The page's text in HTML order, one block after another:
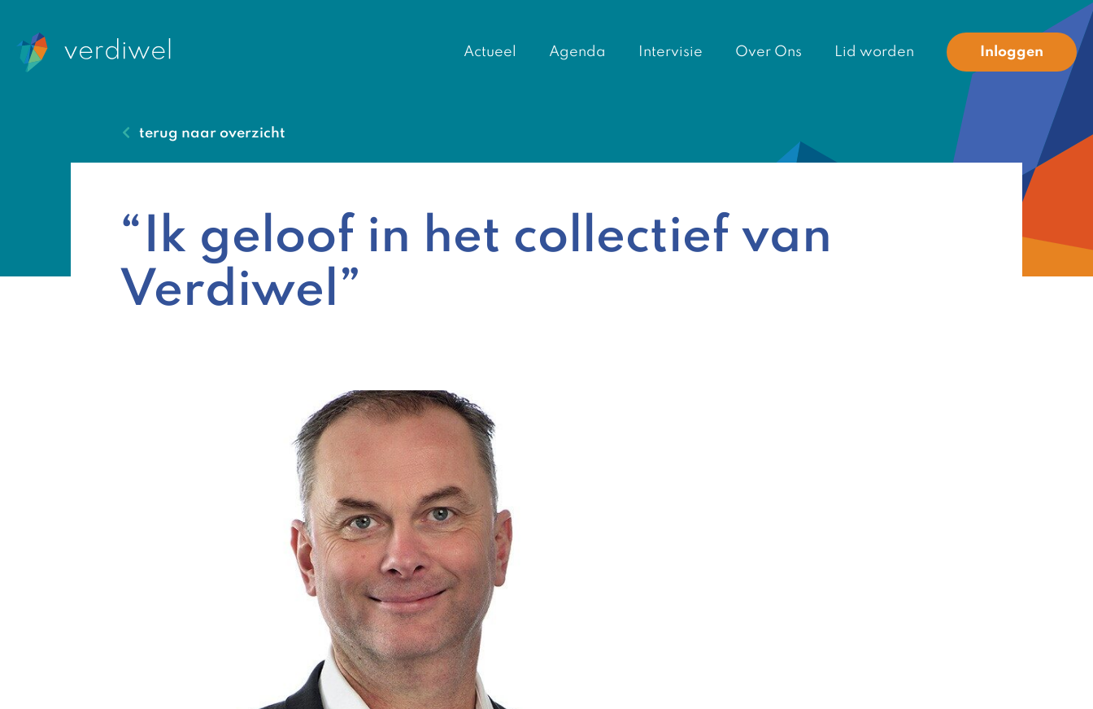
Actueel Agenda Intervisie Over Ons Lid worden Inloggen
terug naar overzicht
“Ik geloof in het collectief van
Verdiwel”